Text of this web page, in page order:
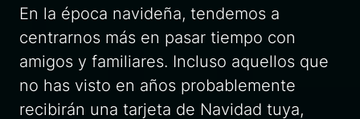
En la época navideña, tendemos a
centrarnos más en pasar tiempo con
amigos y familiares. Incluso aquellos que
no has visto en años probablemente
recibirán una tarjeta de Navidad tuya,